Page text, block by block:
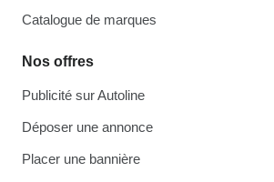
Catalogue de marques
Nos offres
Publicité sur Autoline
Déposer une annonce
Placer une bannière